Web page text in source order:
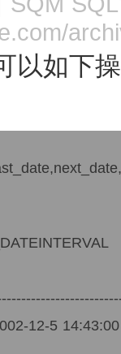
以如下
12-5 14:43:00